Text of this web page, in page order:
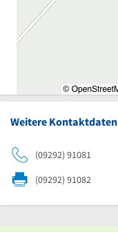
Weitere Kontaktdaten
(09292) 91081
(09292) 91082